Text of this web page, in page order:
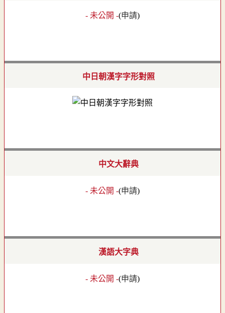
- 未公開 -(申請)
中日朝漢字字形對照
中文大辭典
- 未公開 -(申請)
漢語大字典
- 未公開 -(申請)